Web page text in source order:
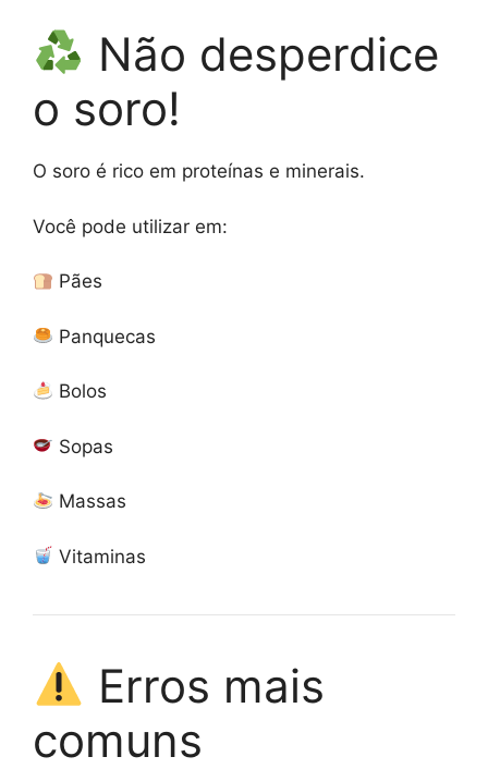
Não desperdice
o soro!
O soro é rico em proteínas e minerais.
Você pode utilizar em:
Pães
Panquecas
Bolos
Sopas
Massas
Vitaminas
Erros mais
comuns